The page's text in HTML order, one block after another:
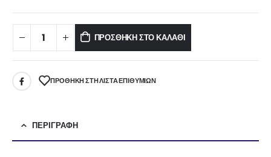
ΠΡΟΣΘΉΚΗ ΣΤΟ ΚΑΛΆΘΙ
ΠΡΌΘΉΚΗ ΣΤΗ ΛΊΣΤΑ ΕΠΙΘΥΜΙΏΝ
ΠΕΡΙΓΡΑΦΉ